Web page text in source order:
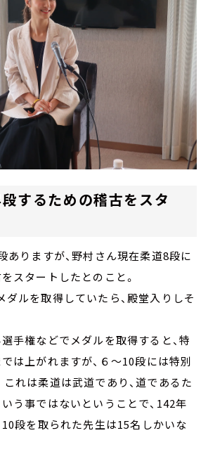
するための稽古をスタ
ありますが、野村さん現在柔道8段に
スタートしたとのこと。
ダルを取得していたら、殿堂入りしそ
手権などでメダルを取得すると、特
は上がれますが、６～10段には特別
れは柔道は武道であり、道であるた
う事ではないということで、142年
10段を取られた先生は15名しかいな